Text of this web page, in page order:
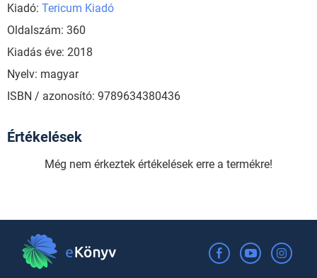
Kiadó: Tericum Kiadó
Oldalszám: 360
Kiadás éve: 2018
Nyelv: magyar
ISBN / azonosító: 9789634380436
Értékelések
Még nem érkeztek értékelések erre a termékre!